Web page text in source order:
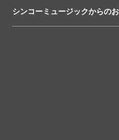
シンコーミュージックからの